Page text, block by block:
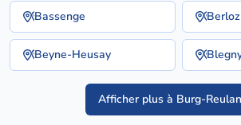
Bassenge Berloz
Beyne-Heusay
Afficher plus à Burg-